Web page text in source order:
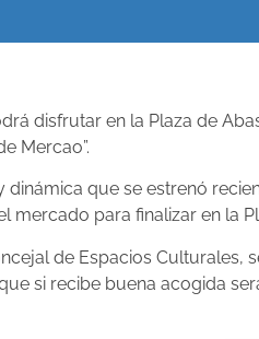
disfrutar en la Plaza de
Mercao”.
que se estrenó
mercado para finalizar en la
de Espacios
si recibe buena acogida